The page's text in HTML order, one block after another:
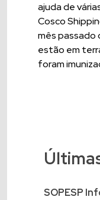
ajuda de
Cosco
mês passado
estão em
foram
SOPESP